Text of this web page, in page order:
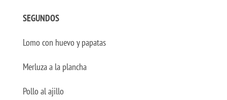
SEGUNDOS
Lomo con huevo y papatas
Merluza a la plancha
Pollo al ajillo